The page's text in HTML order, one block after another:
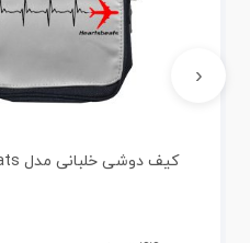
کیف دوشی خلبانی مدل Hearts beats
‹